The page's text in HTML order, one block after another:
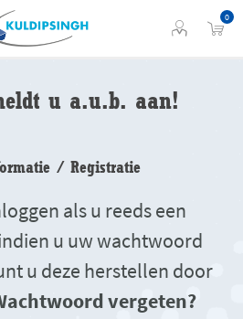
0
u a.u.b. aan!
/ Registratie
als u reeds een
u uw wachtwoord
u deze herstellen door
vergeten?